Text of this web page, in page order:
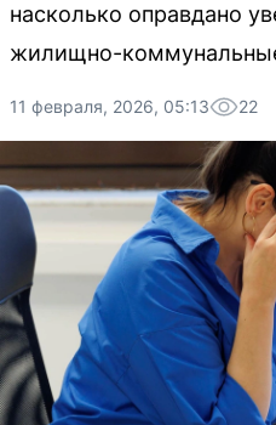
насколько оправдано
жилищно-
11 февраля, 2026, 05:13 22